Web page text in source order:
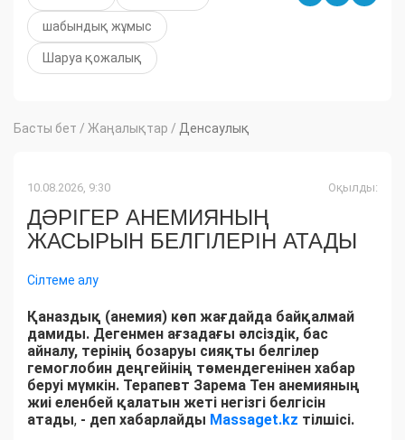
шабындық жұмыс
Шаруа қожалық
Басты бет / Жаңалықтар / Денсаулық
10.08.2026, 9:30 Оқылды:
ДӘРІГЕР АНЕМИЯНЫҢ
ЖАСЫРЫН БЕЛГІЛЕРІН АТАДЫ
Сілтеме алу
Қаназдық (анемия) көп жағдайда байқалмай
дамиды. Дегенмен ағзадағы әлсіздік, бас
айналу, терінің бозаруы сияқты белгілер
гемоглобин деңгейінің төмендегенінен хабар
беруі мүмкін. Терапевт Зарема Тен анемияның
жиі еленбей қалатын жеті негізгі белгісін
атады, - деп хабарлайды Massaget.kz тілшісі.